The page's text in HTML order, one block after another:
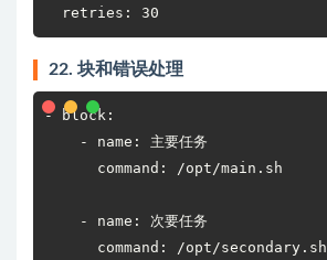
  retries: 30
22. 块和错误处理
- block:
    - name: 主要任务
      command: /opt/main.sh
    - name: 次要任务
      command: /opt/secondary.sh